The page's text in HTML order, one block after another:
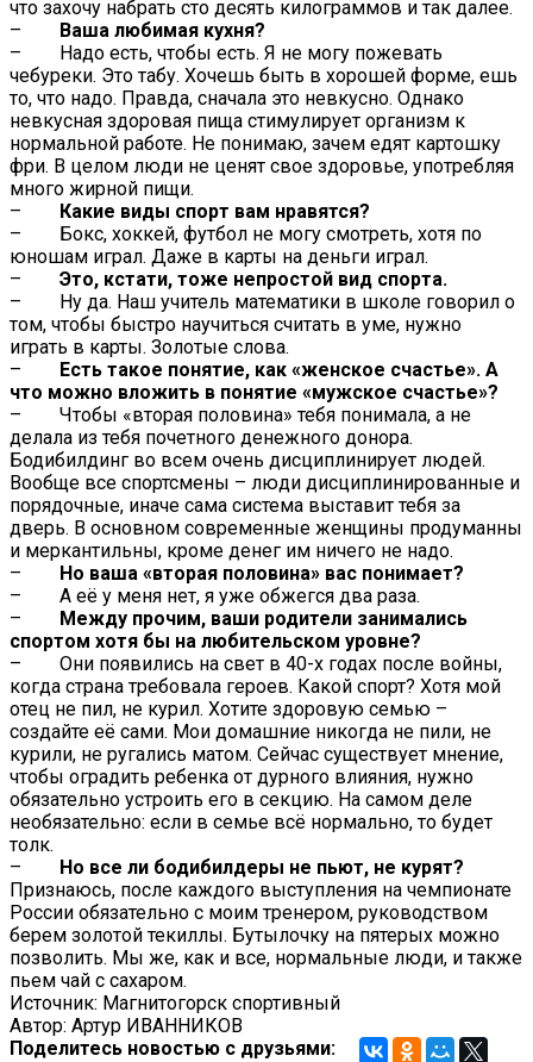
что захочу набрать сто десять килограммов и так далее.
–
Ваша любимая кухня?
– Надо есть, чтобы есть. Я не могу пожевать
чебуреки. Это табу. Хочешь быть в хорошей форме, ешь
то, что надо. Правда, сначала это невкусно. Однако
невкусная здоровая пища стимулирует организм к
нормальной работе. Не понимаю, зачем едят картошку
фри. В целом люди не ценят свое здоровье, употребляя
много жирной пищи.
–
Какие виды спорт вам нравятся?
– Бокс, хоккей, футбол не могу смотреть, хотя по
юношам играл. Даже в карты на деньги играл.
– Это, кстати, тоже непростой вид спорта.
– Ну да. Наш учитель математики в школе говорил о
том, чтобы быстро научиться считать в уме, нужно
играть в карты. Золотые слова.
–
Есть такое понятие, как «женское счастье». А
что можно вложить в понятие «мужское счастье»?
– Чтобы «вторая половина» тебя понимала, а не
делала из тебя почетного денежного донора.
Бодибилдинг во всем очень дисциплинирует людей.
Вообще все спортсмены – люди дисциплинированные и
порядочные, иначе сама система выставит тебя за
дверь. В основном современные женщины продуманны
и меркантильны, кроме денег им ничего не надо.
–
Но ваша «вторая половина» вас понимает?
– А её у меня нет, я уже обжегся два раза.
–
Между прочим, ваши родители занимались
спортом хотя бы на любительском уровне?
– Они появились на свет в 40-х годах после войны,
когда страна требовала героев. Какой спорт? Хотя мой
отец не пил, не курил. Хотите здоровую семью –
создайте её сами. Мои домашние никогда не пили, не
курили, не ругались матом. Сейчас существует мнение,
чтобы оградить ребенка от дурного влияния, нужно
обязательно устроить его в секцию. На самом деле
необязательно: если в семье всё нормально, то будет
толк.
–
Но все ли бодибилдеры не пьют, не курят?
Признаюсь, после каждого выступления на чемпионате
России обязательно с моим тренером, руководством
берем золотой текиллы. Бутылочку на пятерых можно
позволить. Мы же, как и все, нормальные люди, и также
пьем чай с сахаром.
Источник: Магнитогорск спортивный
Автор: Артур ИВАННИКОВ
Поделитесь новостью с друзьями: